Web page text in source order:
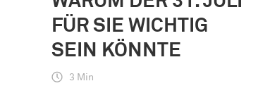
FÜR SIE WICHTIG
SEIN KÖNNTE
3 Min